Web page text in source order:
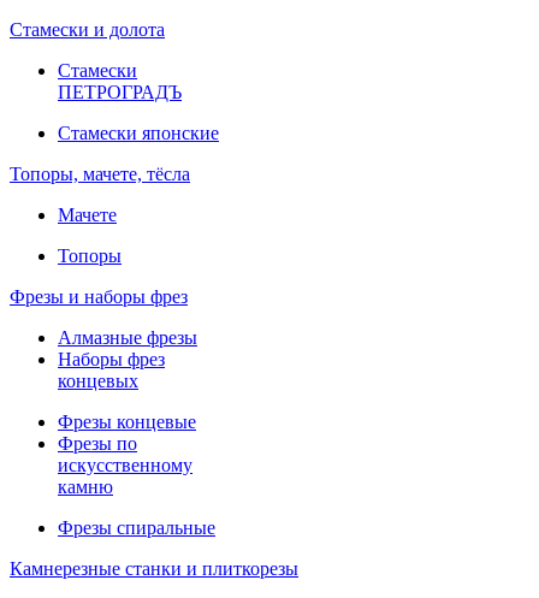
Стамески и долота
Стамески
ПЕТРОГРАДЪ
Стамески японские
Топоры, мачете, тёсла
Мачете
Топоры
Фрезы и наборы фрез
Алмазные фрезы
Наборы фрез
концевых
Фрезы концевые
Фрезы по
искусственному
камню
Фрезы спиральные
Камнерезные станки и плиткорезы